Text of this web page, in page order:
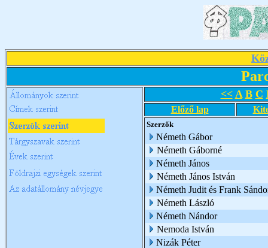
<< A B C
Előző lap
Szerzők
Németh Gábor
Németh Gáborné
Németh János
Németh János István
Németh Judit és Frank
Németh László
Németh Nándor
Nemoda István
Nizák Péter